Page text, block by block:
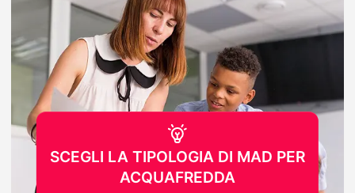
SCEGLI LA TIPOLOGIA DI MAD PER
ACQUAFREDDA